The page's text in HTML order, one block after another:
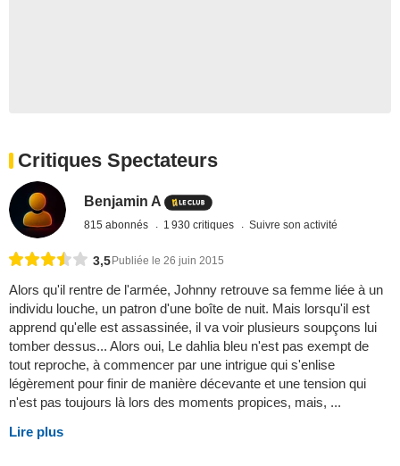
Critiques Spectateurs
Benjamin A
815 abonnés 1 930 critiques Suivre son activité
3,5 Publiée le 26 juin 2015
Alors qu'il rentre de l'armée, Johnny retrouve sa femme liée à un
individu louche, un patron d'une boîte de nuit. Mais lorsqu'il est
apprend qu'elle est assassinée, il va voir plusieurs soupçons lui
tomber dessus... Alors oui, Le dahlia bleu n'est pas exempt de
tout reproche, à commencer par une intrigue qui s'enlise
légèrement pour finir de manière décevante et une tension qui
n'est pas toujours là lors des moments propices, mais, ...
Lire plus